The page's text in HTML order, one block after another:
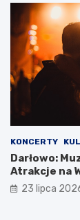
KONCERTY
Darłowo:
Atrakcje na
23 lipca